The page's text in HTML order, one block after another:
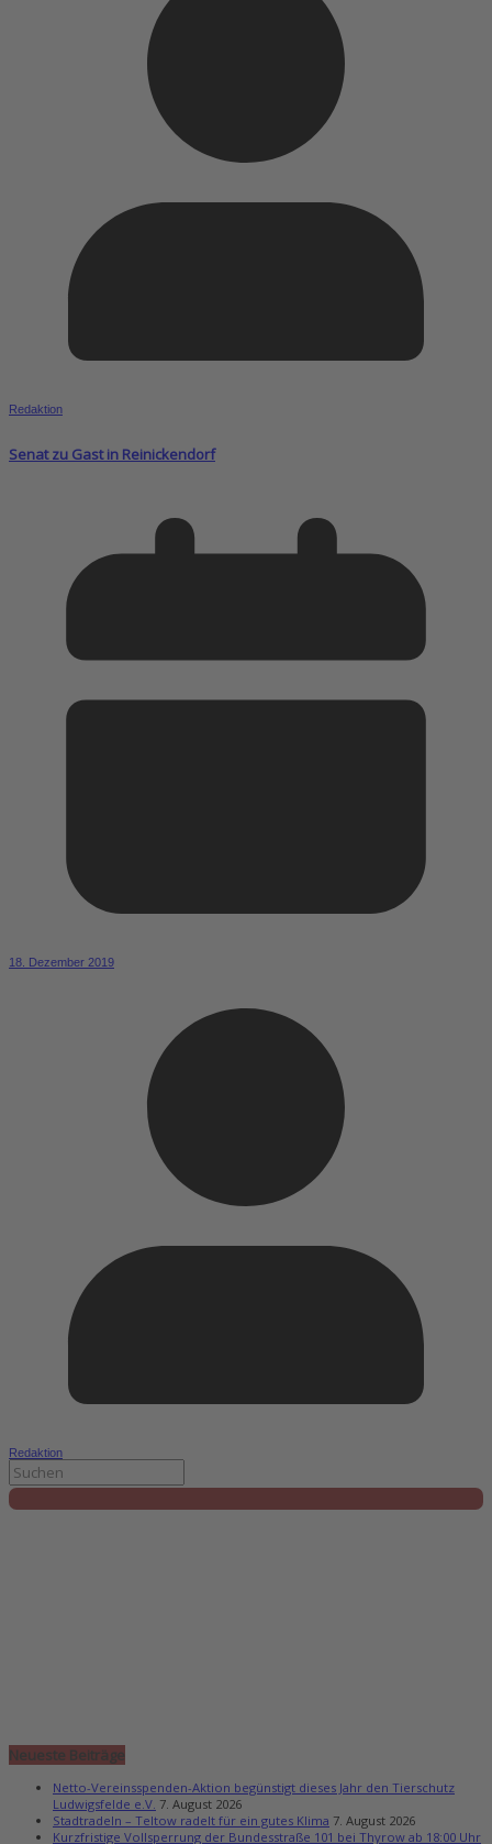
Redaktion
Senat zu Gast in Reinickendorf
18. Dezember 2019
Redaktion
Neueste Beiträge
Netto-Vereinsspenden-Aktion begünstigt dieses Jahr den Tierschutz
Ludwigsfelde e.V. 7. August 2026
Stadtradeln – Teltow radelt für ein gutes Klima 7. August 2026
Kurzfristige Vollsperrung der Bundesstraße 101 bei Thyrow ab 18:00 Uhr